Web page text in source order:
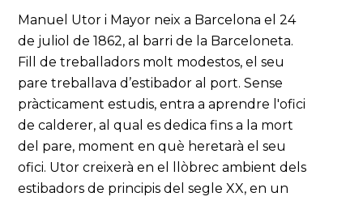
Manuel Utor i Mayor neix a Barcelona el 24
de juliol de 1862, al barri de la Barceloneta.
Fill de treballadors molt modestos, el seu
pare treballava d’estibador al port. Sense
pràcticament estudis, entra a aprendre l'ofici
de calderer, al qual es dedica fins a la mort
del pare, moment en què heretarà el seu
ofici. Utor creixerà en el llòbrec ambient dels
estibadors de principis del segle XX, en un